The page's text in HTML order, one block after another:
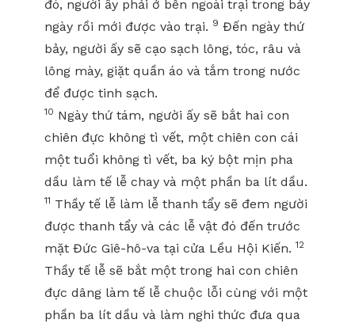
đó, người ấy phải ở bên ngoài trại trong bảy
ngày rồi mới được vào trại. 9 Đến ngày thứ
bảy, người ấy sẽ cạo sạch lông, tóc, râu và
lông mày, giặt quần áo và tắm trong nước
để được tinh sạch.
10 Ngày thứ tám, người ấy sẽ bắt hai con
chiên đực không tì vết, một chiên con cái
một tuổi không tì vết, ba ký bột mịn pha
dầu làm tế lễ chay và một phần ba lít dầu.
11 Thầy tế lễ làm lễ thanh tẩy sẽ đem người
được thanh tẩy và các lễ vật đó đến trước
mặt Đức Giê-hô-va tại cửa Lều Hội Kiến.12
Thầy tế lễ sẽ bắt một trong hai con chiên
đực dâng làm tế lễ chuộc lỗi cùng với một
phần ba lít dầu và làm nghi thức đưa qua